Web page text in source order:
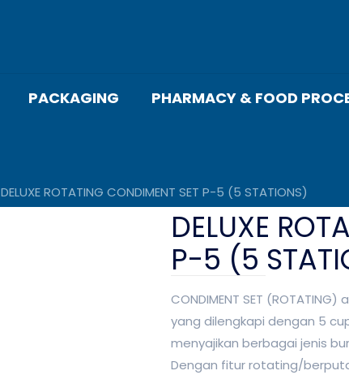
PACKAGING PHARMACY & FOOD
DELUXE ROTATING CONDIMENT SET P-5 (5 STATIONS)
DELUXE
P-5 (5
CONDIMENT SET
yang dilengkapi dengan 5
menyajikan berbagai jenis
Dengan fitur rotating/